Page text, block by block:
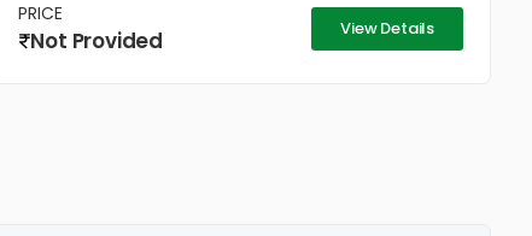
PRICE
Not Provided View Details